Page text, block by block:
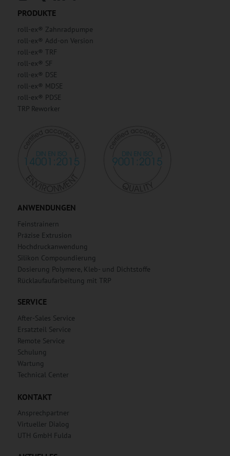
PRODUKTE
roll-ex® Zahnradpumpe
roll-ex® Add-on Version
roll-ex® TRF
roll-ex® SF
roll-ex® DSE
roll-ex® MDSE
roll-ex® PDSE
TRP Reworker
ANWENDUNGEN
Feinstrainern
Präzise Extrusion
Hochdruckanwendung
Silikon Compoundierung
Dosierung Polymere, Kleb- und Dichtstoffe
Rücklaufaufarbeitung mit TRP
SERVICE
After-Sales Service
Ersatzteil Service
Remote Service
Schulung
Wartung
Technical Center
KONTAKT
Ansprechpartner
Virtueller Dialog
UTH GmbH Fulda